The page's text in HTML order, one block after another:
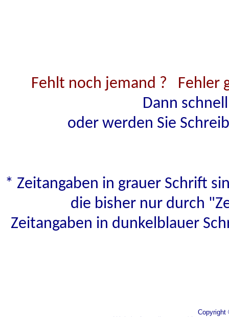
Fehlt noch jemand ?
Fehler
Dann
oder werden Sie
* Zeitangaben in grauer Schrift
die bisher nur durch
Zeitangaben in dunkelblauer